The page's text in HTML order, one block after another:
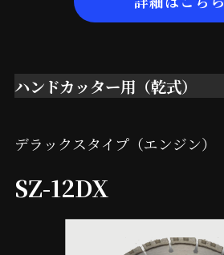
ハンドカッター用（乾式）
デラックスタイプ（エンジン）
SZ-12DX